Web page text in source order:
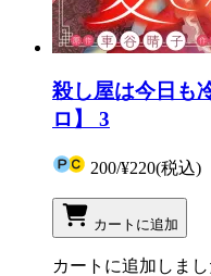
殺し屋は今日も
ロ】 3
200/¥220(税込)
カートに追加
カートに追加しまし